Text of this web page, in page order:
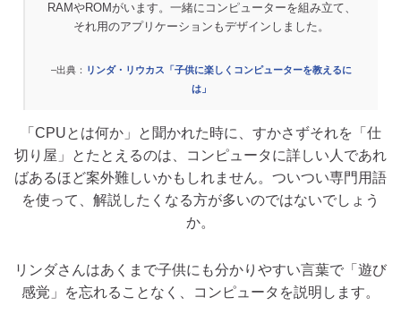
RAMやROMがいます。一緒にコンピューターを組み立て、
それ用のアプリケーションもデザインしました。
–出典： リンダ・リウカス「子供に楽しくコンピューターを教えるに
は」
「CPUとは何か」と聞かれた時に、すかさずそれを「仕
切り屋」とたとえるのは、コンピュータに詳しい人であれ
ばあるほど案外難しいかもしれません。ついつい専門用語
を使って、解説したくなる方が多いのではないでしょう
か。
リンダさんはあくまで子供にも分かりやすい言葉で「遊び
感覚」を忘れることなく、コンピュータを説明します。